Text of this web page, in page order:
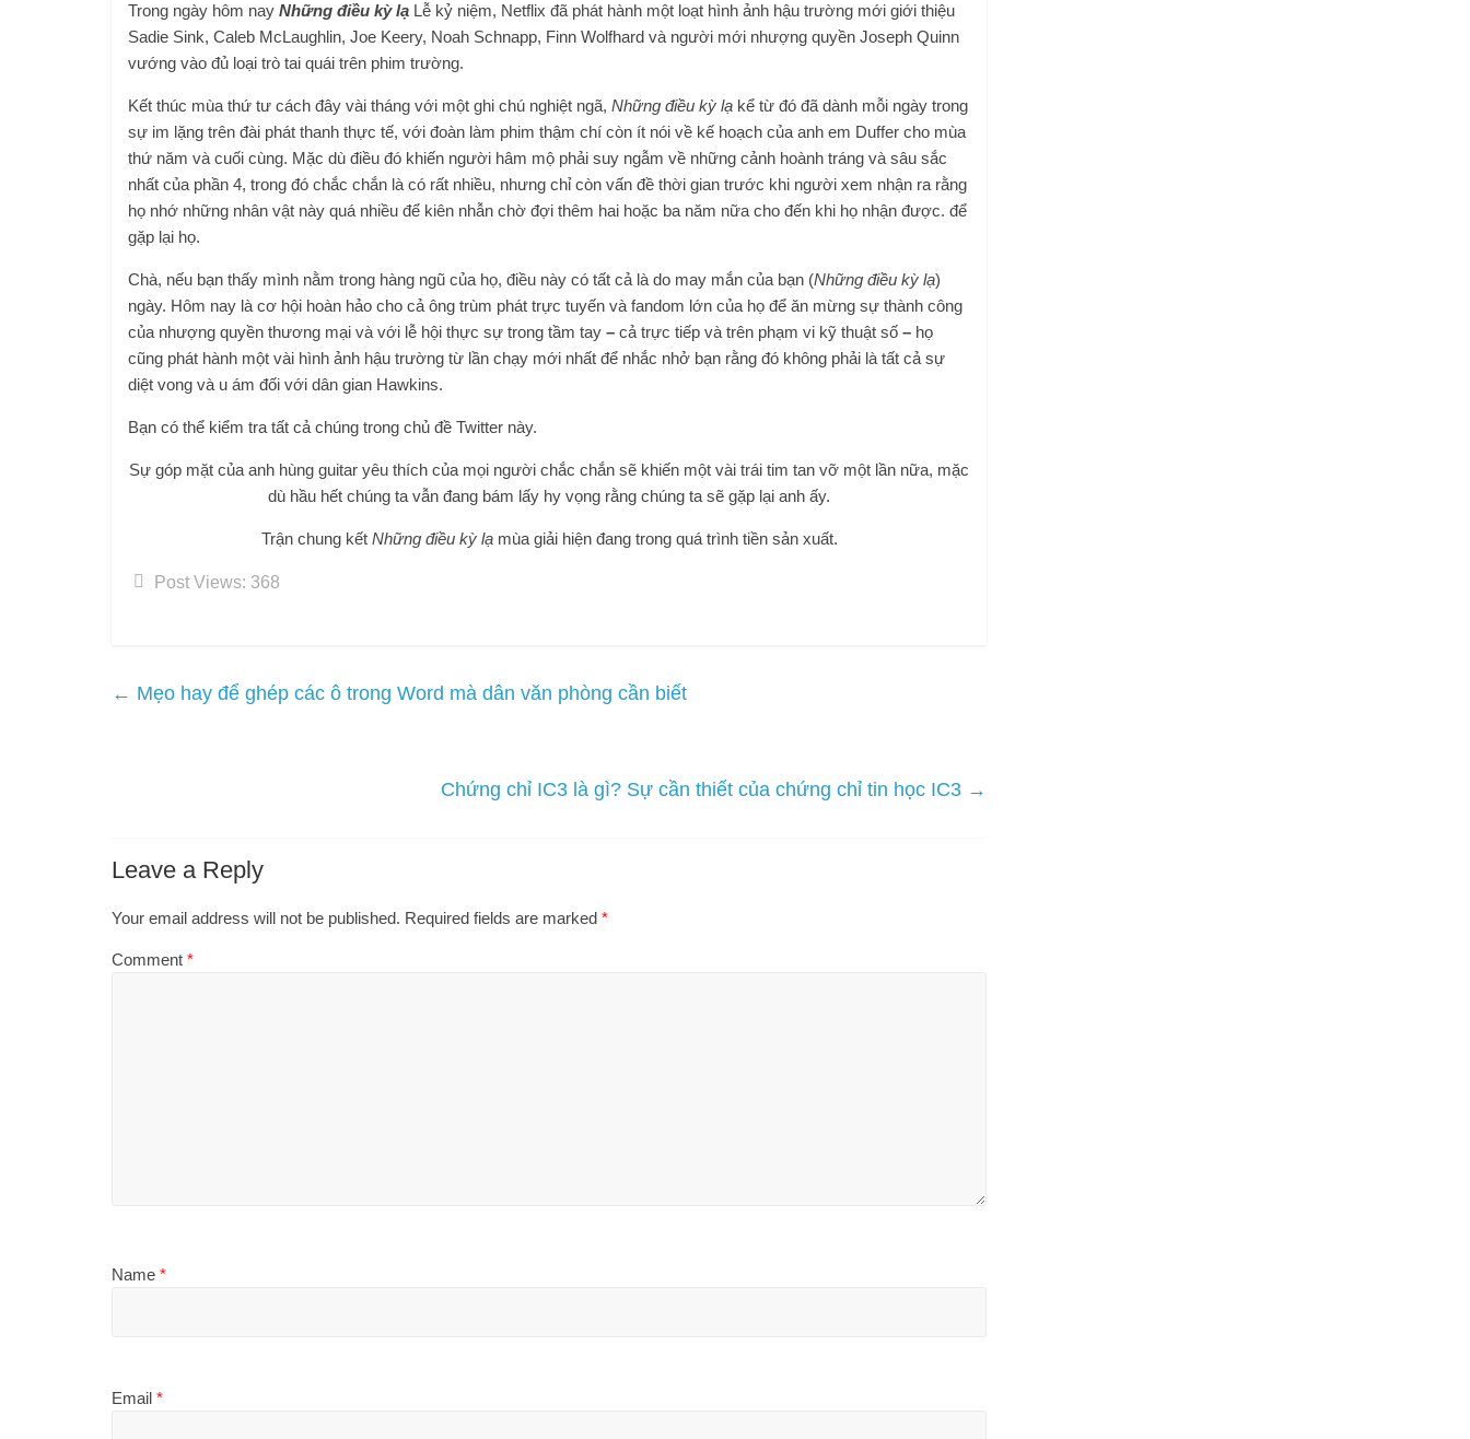
Trong ngày hôm nay Những điều kỳ lạ Lễ kỷ niệm, Netflix đã phát hành một loạt hình ảnh hậu trường mới giới thiệu
Sadie Sink, Caleb McLaughlin, Joe Keery, Noah Schnapp, Finn Wolfhard và người mới nhượng quyền Joseph Quinn
vướng vào đủ loại trò tai quái trên phim trường.
Kết thúc mùa thứ tư cách đây vài tháng với một ghi chú nghiệt ngã, Những điều kỳ lạ kể từ đó đã dành mỗi ngày trong
sự im lặng trên đài phát thanh thực tế, với đoàn làm phim thậm chí còn ít nói về kế hoạch của anh em Duffer cho mùa
thứ năm và cuối cùng. Mặc dù điều đó khiến người hâm mộ phải suy ngẫm về những cảnh hoành tráng và sâu sắc
nhất của phần 4, trong đó chắc chắn là có rất nhiều, nhưng chỉ còn vấn đề thời gian trước khi người xem nhận ra rằng
họ nhớ những nhân vật này quá nhiều để kiên nhẫn chờ đợi thêm hai hoặc ba năm nữa cho đến khi họ nhận được. để
gặp lại họ.
Chà, nếu bạn thấy mình nằm trong hàng ngũ của họ, điều này có tất cả là do may mắn của bạn (Những điều kỳ lạ)
ngày. Hôm nay là cơ hội hoàn hảo cho cả ông trùm phát trực tuyến và fandom lớn của họ để ăn mừng sự thành công
của nhượng quyền thương mại và với lễ hội thực sự trong tầm tay – cả trực tiếp và trên phạm vi kỹ thuật số – họ
cũng phát hành một vài hình ảnh hậu trường từ lần chạy mới nhất để nhắc nhở bạn rằng đó không phải là tất cả sự
diệt vong và u ám đối với dân gian Hawkins.
Bạn có thể kiểm tra tất cả chúng trong chủ đề Twitter này.
Sự góp mặt của anh hùng guitar yêu thích của mọi người chắc chắn sẽ khiến một vài trái tim tan vỡ một lần nữa, mặc
dù hầu hết chúng ta vẫn đang bám lấy hy vọng rằng chúng ta sẽ gặp lại anh ấy.
Trận chung kết Những điều kỳ lạ mùa giải hiện đang trong quá trình tiền sản xuất.
Post Views: 368
← Mẹo hay để ghép các ô trong Word mà dân văn phòng cần biết
Chứng chỉ IC3 là gì? Sự cần thiết của chứng chỉ tin học IC3 →
Leave a Reply
Your email address will not be published. Required fields are marked *
Comment *
Name *
Email *